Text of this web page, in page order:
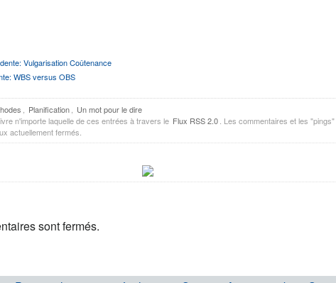
Vulgarisation Coûtenance
WBS versus OBS
, Planification , Un mot pour le dire
n'importe laquelle de ces entrées à travers le Flux RSS 2.0 . Les commentaires et les "pings"
actuellement fermés.
sont fermés.